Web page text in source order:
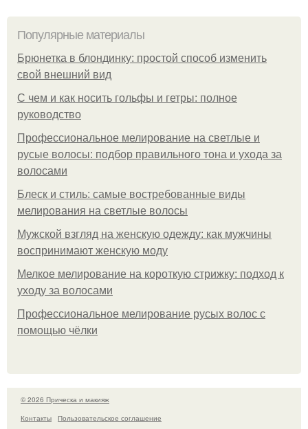
Популярные материалы
Брюнетка в блондинку: простой способ изменить
свой внешний вид
С чем и как носить гольфы и гетры: полное
руководство
Профессиональное мелирование на светлые и
русые волосы: подбор правильного тона и ухода за
волосами
Блеск и стиль: самые востребованные виды
мелирования на светлые волосы
Мужской взгляд на женскую одежду: как мужчины
воспринимают женскую моду
Мелкое мелирование на короткую стрижку: подход к
уходу за волосами
Профессиональное мелирование русых волос с
помощью чёлки
© 2026 Прическа и макияж
Контакты
Пользовательское соглашение